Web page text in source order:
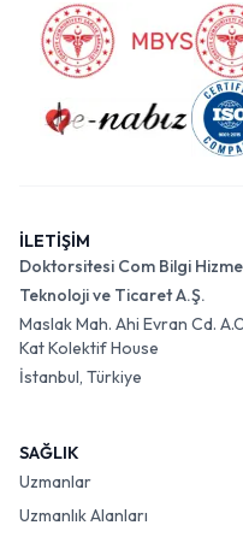
İLETİŞİM
Doktorsitesi Com Bilgi
Teknoloji ve Ticaret A.Ş.
Maslak Mah. Ahi Evran Cd.
Kat Kolektif House
İstanbul, Türkiye
SAĞLIK
Uzmanlar
Uzmanlık Alanları